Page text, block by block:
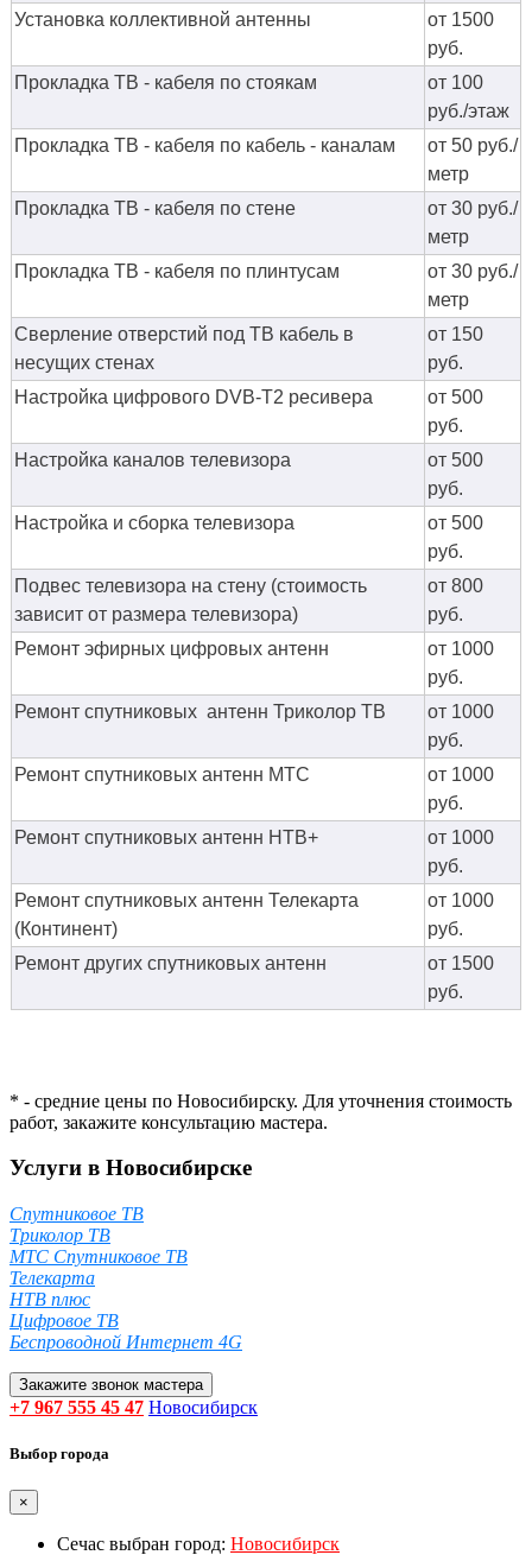
Установка коллективной антенны
от 1500
руб.
Прокладка ТВ - кабеля по стоякам
от 100
руб./этаж
Прокладка ТВ - кабеля по кабель - каналам
от 50 руб./
метр
Прокладка ТВ - кабеля по стене
от 30 руб./
метр
Прокладка ТВ - кабеля по плинтусам
от 30 руб./
метр
Сверление отверстий под ТВ кабель в
несущих стенах
от 150
руб.
Настройка цифрового DVB-T2 ресивера
от 500
руб.
Настройка каналов телевизора
от 500
руб.
Настройка и сборка телевизора
от 500
руб.
Подвес телевизора на стену (стоимость
зависит от размера телевизора)
от 800
руб.
Ремонт эфирных цифровых антенн
от 1000
руб.
Ремонт спутниковых антенн Триколор ТВ
от 1000
руб.
Ремонт спутниковых антенн МТС
от 1000
руб.
Ремонт спутниковых антенн НТВ+
от 1000
руб.
Ремонт спутниковых антенн Телекарта
(Континент)
от 1000
руб.
Ремонт других спутниковых антенн
от 1500
руб.
* - средние цены по Новосибирску. Для уточнения стоимость
работ, закажите консультацию мастера.
Услуги в Новосибирске
Спутниковое ТВ
Триколор ТВ
МТС Спутниковое ТВ
Телекарта
НТВ плюс
Цифровое ТВ
Беспроводной Интернет 4G
Закажите звонок мастера
+7 967 555 45 47 Новосибирск
Выбор города
×
Сечас выбран город: Новосибирск